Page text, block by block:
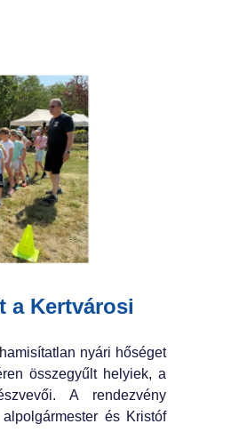
a Kertvárosi
nyári hőséget
összegyűlt helyiek, a
A rendezvény
és Kristóf